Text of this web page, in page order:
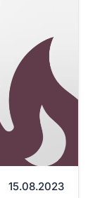
15.08.2023